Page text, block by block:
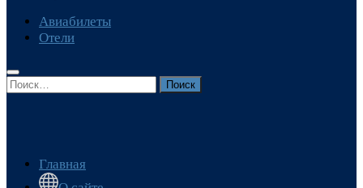
Авиабилеты
Отели
Найти:
Главная